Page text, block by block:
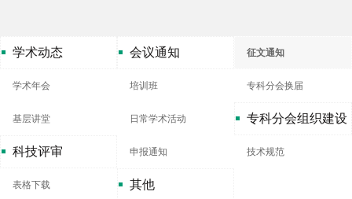
学术动态 会议通知 征文通知
学术年会 培训班 专科分会换届
基层讲堂 日常学术活动 专科分会组织建设
科技评审 申报通知 技术规范
表格下载 其他